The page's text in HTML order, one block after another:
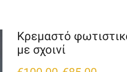
Κρεμαστό
με σχοινί